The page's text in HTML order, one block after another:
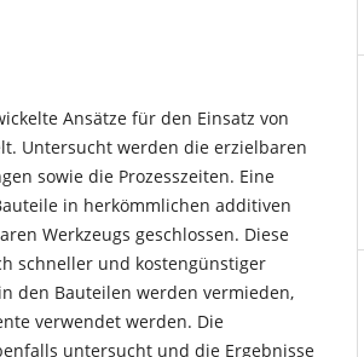
Ansätze für den Einsatz von
Untersucht werden die erzielbaren
sowie die Prozesszeiten. Eine
in herkömmlichen additiven
Werkzeugs geschlossen. Diese
schneller und kostengünstiger
den Bauteilen werden vermieden,
verwendet werden. Die
untersucht und die Ergebnisse